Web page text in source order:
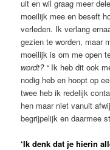
uit en wil graag meer
moeilijk mee en beseft
verleden. Ik verlang
gezien te worden, maar
moeilijk is om me open
wordt? “ Ik heb dit ook
nodig heb en hoopt op
twee heb ik redelijk
hen maar niet vanuit
begrijpelijk en daarmee
‘Ik denk dat je hierin